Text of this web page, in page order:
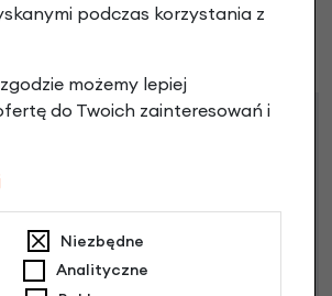
podczas korzystania z
możemy lepiej
do Twoich zainteresowań i
Niezbędne
Analityczne